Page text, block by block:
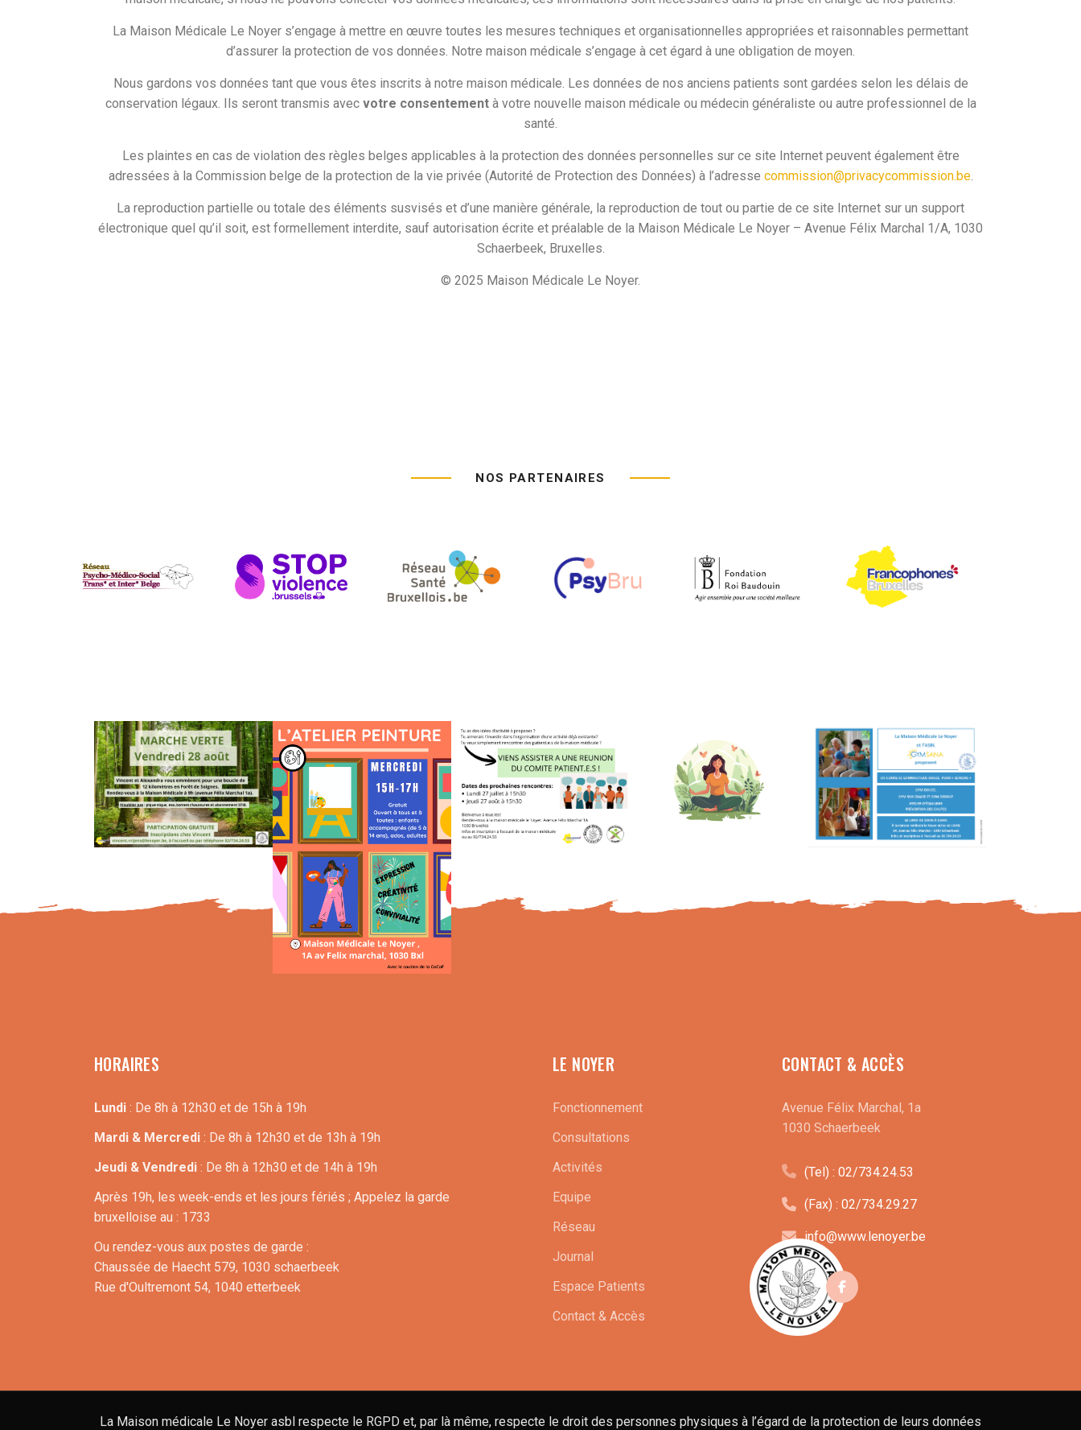
La Maison Médicale Le Noyer s’engage à mettre en œuvre toutes les mesures techniques et organisationnelles appropriées et raisonnables permettant
d’assurer la protection de vos données. Notre maison médicale s’engage à cet égard à une obligation de moyen.
Nous gardons vos données tant que vous êtes inscrits à notre maison médicale. Les données de nos anciens patients sont gardées selon les délais de
conservation légaux. Ils seront transmis avec votre consentementà votre nouvelle maison médicale ou médecin généraliste ou autre professionnel de la
santé.
Les plaintes en cas de violation des règles belges applicables à la protection des données personnelles sur ce site Internet peuvent également être
adressées à la Commission belge de la protection de la vie privée (Autorité de Protection des Données) à l’adresse commission@privacycommission.be.
La reproduction partielle ou totale des éléments susvisés et d’une manière générale, la reproduction de tout ou partie de ce site Internet sur un support
électronique quel qu’il soit, est formellement interdite, sauf autorisation écrite et préalable de la Maison Médicale Le Noyer – Avenue Félix Marchal 1/A, 1030
Schaerbeek, Bruxelles.
© 2025 Maison Médicale Le Noyer.
NOS PARTENAIRES
HORAIRES
Lundi : De 8h à 12h30 et de 15h à 19h
Mardi & Mercredi : De 8h à 12h30 et de 13h à 19h
Jeudi & Vendredi : De 8h à 12h30 et de 14h à 19h
Après 19h, les week-ends et les jours fériés ; Appelez la garde
bruxelloise au : 1733
Ou rendez-vous aux postes de garde :
Chaussée de Haecht 579, 1030 schaerbeek
Rue d'Oultremont 54, 1040 etterbeek
LE NOYER
Fonctionnement
Consultations
Activités
Equipe
Réseau
Journal
Espace Patients
Contact & Accès
CONTACT & ACCÈS
Avenue Félix Marchal, 1a
1030 Schaerbeek
(Tel) : 02/734.24.53
(Fax) : 02/734.29.27
info@www.lenoyer.be
La Maison médicale Le Noyer asbl respecte le RGPD et, par là même, respecte le droit des personnes physiques à l’égard de la protection de leurs données